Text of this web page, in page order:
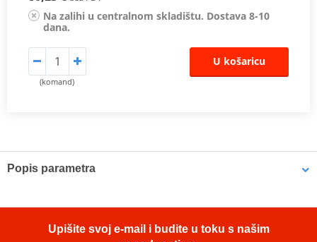
Na zalihi u centralnom skladištu. Dostava 8-10
dana.
(komand)
U košaricu
Popis parametra
ideal for those who do not usually make long journeys with the
bike and seeks balance between functionality and aesthetics. But
Upišite svoj e-mail i budite u toku s našim